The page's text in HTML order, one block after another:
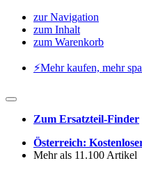
zur Navigation
zum Inhalt
zum Warenkorb
⚡️Mehr kaufen, mehr
Zum Ersatzteil-Finder
Österreich:
Mehr als 11.100 Artikel